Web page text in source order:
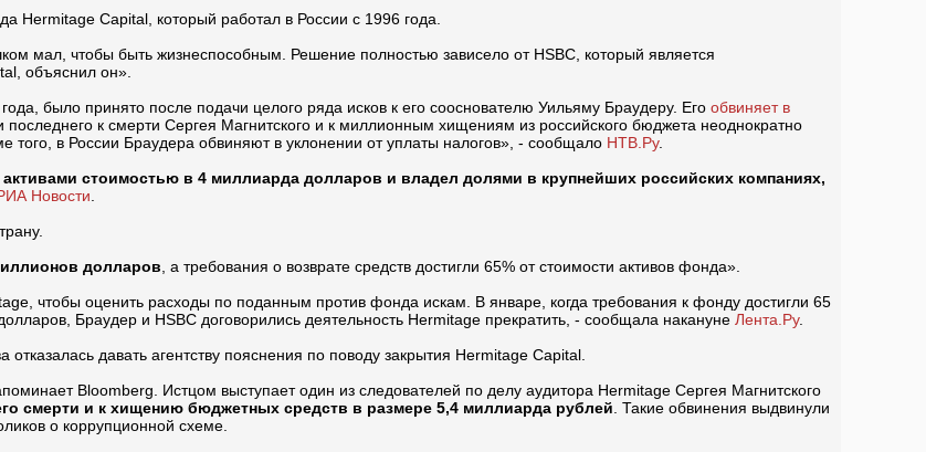
Hermitage Capital, который работал в России с 1996 года.
мал, чтобы быть жизнеспособным. Решение полностью зависело от HSBC, который является
объяснил он».
было принято после подачи целого ряда исков к его сооснователю Уильяму Браудеру. Его обвиняет в
последнего к смерти Сергея Магнитского и к миллионным хищениям из российского бюджета неоднократно
того, в России Браудера обвиняют в уклонении от уплаты налогов», - сообщало НТВ.Ру.
активами стоимостью в 4 миллиарда долларов и владел долями в крупнейших российских компаниях,
Новости
долларов , а требования о возврате средств достигли 65% от стоимости активов фонда».
чтобы оценить расходы по поданным против фонда искам. В январе, когда требования к фонду достигли 65
Браудер и HSBC договорились деятельность Hermitage прекратить, - сообщала накануне Лента.Ру.
давать агентству пояснения по поводу закрытия Hermitage Capital.
Bloomberg. Истцом выступает один из следователей по делу аудитора Hermitage Сергея Магнитского
смерти и к хищению бюджетных средств в размере 5,4 миллиарда рублей . Такие обвинения выдвинули
о коррупционной схеме.